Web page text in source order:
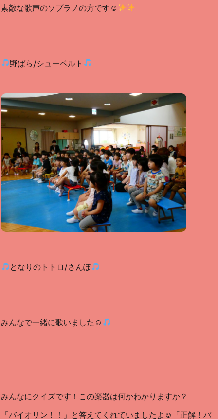
素敵な歌声のソプラノの方です☺
野ばら/シューベルト
となりのトトロ/さんぽ
みんなで一緒に歌いました☺
みんなにクイズです！この楽器は何かわかりますか？
「バイオリン！！」と答えてくれていましたよ☺「正解！バ